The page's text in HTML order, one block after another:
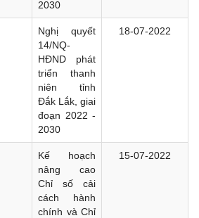
2030
Nghị quyết
14/NQ-
HĐND phát
triển thanh
niên tỉnh
Đắk Lắk, giai
đoạn 2022 -
2030
18-07-2022
Kế hoạch
nâng cao
Chỉ số cải
cách hành
chính và Chỉ
15-07-2022